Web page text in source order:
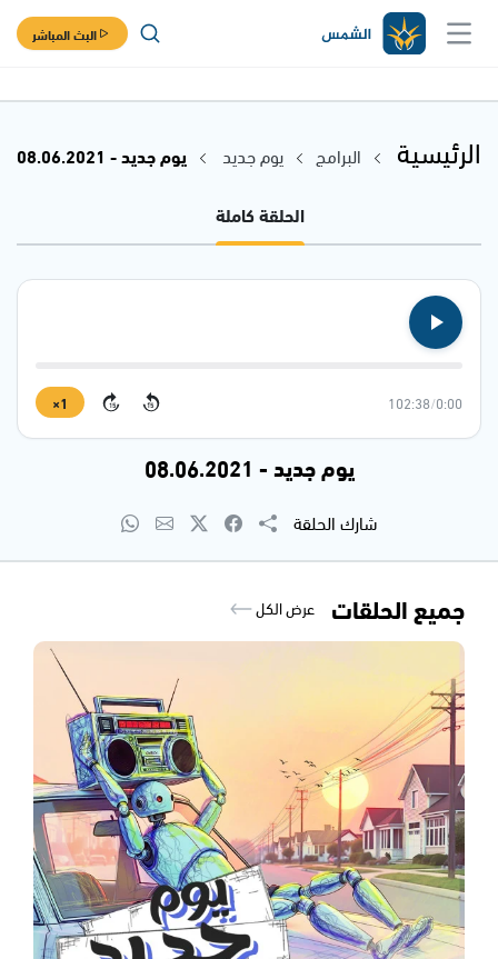
البث المباشر
الرئيسية البرامج يوم جديد
يوم جديد - 08.06.2021
الحلقة كاملة
0:00
/
102:38
15
15
1×
يوم جديد - 08.06.2021
شارك الحلقة
جميع الحلقات عرض الكل